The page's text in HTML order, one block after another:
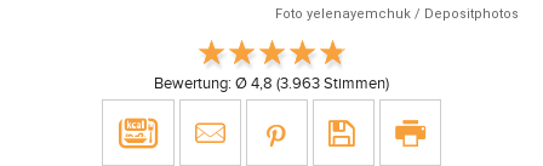
Foto yelenayemchuk / Depositphotos
Bewertung: Ø 4,8 (3.963 Stimmen)